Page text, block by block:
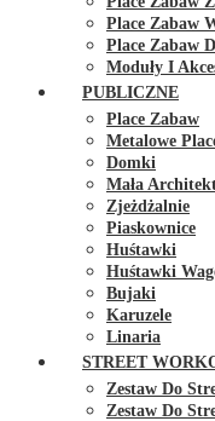
Place Zabaw
Place Zabaw
Moduły I
PUBLICZNE
Place Zabaw
Metalowe
Domki
Mała
Zjeżdżalnie
Piaskownice
Huśtawki
Huśtawki
Bujaki
Karuzele
Linaria
STREET
Zestaw Do
Zestaw Do